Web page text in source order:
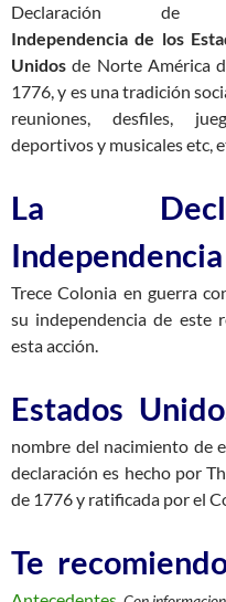
Declaración de
Independencia de los
Unidos de Norte América
1776, y es una tradición
reuniones, desfiles,
deportivos y musicales etc,
La
Independencia
Trece Colonia en guerra
su independencia de este
esta acción.
Estados
nombre del nacimiento de
declaración es hecho por
de 1776 y ratificada por el
Te